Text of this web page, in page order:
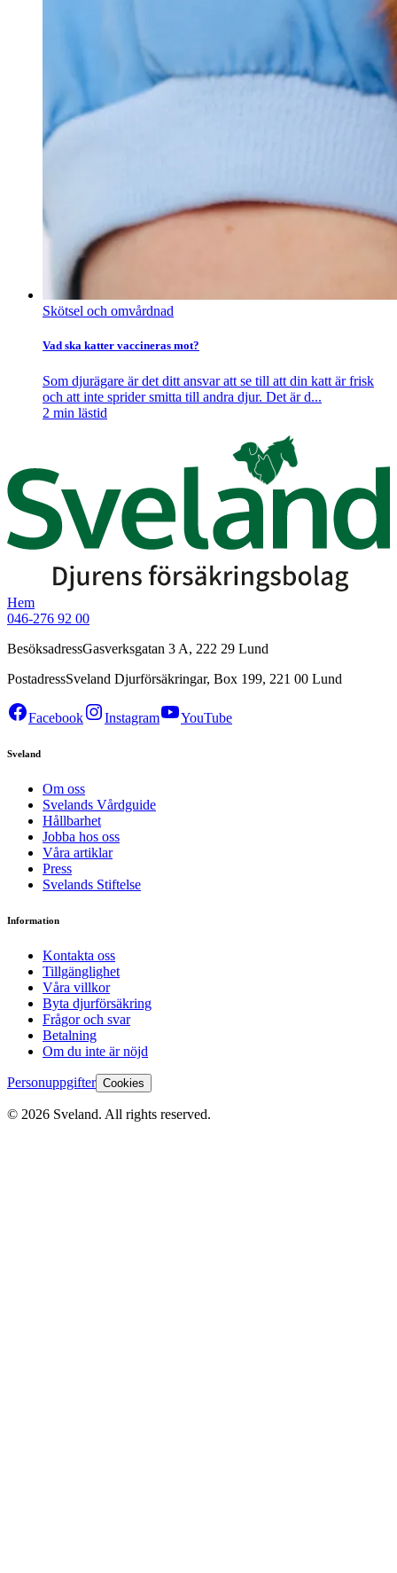
Skötsel och omvårdnad
Vad ska katter vaccineras mot?
Som djurägare är det ditt ansvar att se till att din katt är frisk
och att inte sprider smitta till andra djur. Det är d...
2 min lästid
Hem
046-276 92 00
BesöksadressGasverksgatan 3 A, 222 29 Lund
PostadressSveland Djurförsäkringar, Box 199, 221 00 Lund
Facebook Instagram YouTube
Sveland
Om oss
Svelands Vårdguide
Hållbarhet
Jobba hos oss
Våra artiklar
Press
Svelands Stiftelse
Information
Kontakta oss
Tillgänglighet
Våra villkor
Byta djurförsäkring
Frågor och svar
Betalning
Om du inte är nöjd
Personuppgifter Cookies
© 2026 Sveland. All rights reserved.